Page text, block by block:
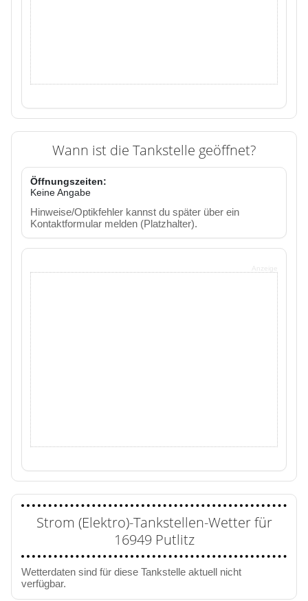
Wann ist die Tankstelle geöffnet?
Öffnungszeiten:
Keine Angabe
Hinweise/Optikfehler kannst du später über ein
Kontaktformular melden (Platzhalter).
Strom (Elektro)-Tankstellen-Wetter für
16949 Putlitz
Wetterdaten sind für diese Tankstelle aktuell nicht
verfügbar.